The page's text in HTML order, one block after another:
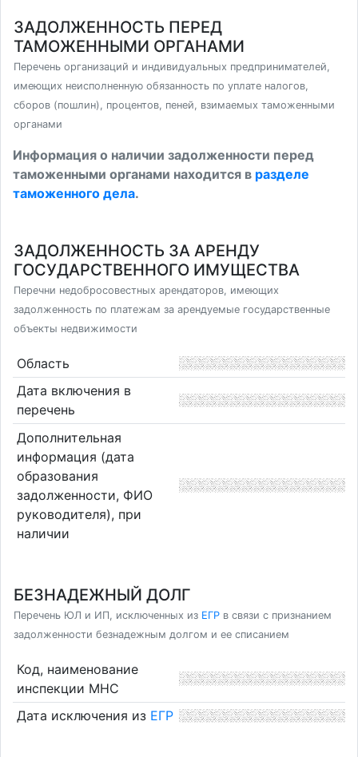
ЗАДОЛЖЕННОСТЬ ПЕРЕД
ТАМОЖЕННЫМИ ОРГАНАМИ
Перечень организаций и индивидуальных предпринимателей,
имеющих неисполненную обязанность по уплате налогов,
сборов (пошлин), процентов, пеней, взимаемых таможенными
органами
Информация о наличии задолженности перед
таможенными органами находится в разделе
таможенного дела.
ЗАДОЛЖЕННОСТЬ ЗА АРЕНДУ
ГОСУДАРСТВЕННОГО ИМУЩЕСТВА
Перечни недобросовестных арендаторов, имеющих
задолженность по платежам за арендуемые государственные
объекты недвижимости
Область
Дата включения в
перечень
Дополнительная
информация (дата
образования
задолженности, ФИО
руководителя), при
наличии
БЕЗНАДЕЖНЫЙ ДОЛГ
Перечень ЮЛ и ИП, исключенных из ЕГР в связи с признанием
задолженности безнадежным долгом и ее списанием
Код, наименование
инспекции МНС
Дата исключения из ЕГР